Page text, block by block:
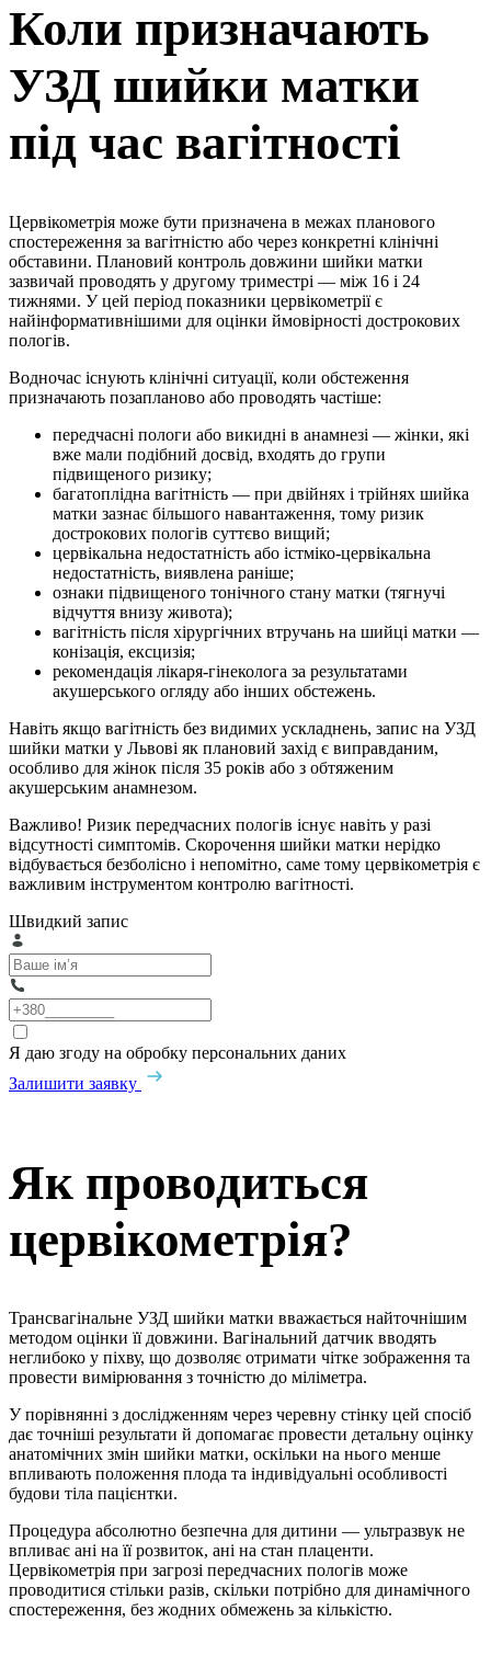
Коли призначають
УЗД шийки матки
під час вагітності
Цервікометрія може бути призначена в межах планового
спостереження за вагітністю або через конкретні клінічні
обставини. Плановий контроль довжини шийки матки
зазвичай проводять у другому триместрі — між 16 і 24
тижнями. У цей період показники цервікометрії є
найінформативнішими для оцінки ймовірності дострокових
пологів.
Водночас існують клінічні ситуації, коли обстеження
призначають позапланово або проводять частіше:
передчасні пологи або викидні в анамнезі — жінки, які
вже мали подібний досвід, входять до групи
підвищеного ризику;
багатоплідна вагітність — при двійнях і трійнях шийка
матки зазнає більшого навантаження, тому ризик
дострокових пологів суттєво вищий;
цервікальна недостатність або істміко-цервікальна
недостатність, виявлена раніше;
ознаки підвищеного тонічного стану матки (тягнучі
відчуття внизу живота);
вагітність після хірургічних втручань на шийці матки —
конізація, ексцизія;
рекомендація лікаря-гінеколога за результатами
акушерського огляду або інших обстежень.
Навіть якщо вагітність без видимих ускладнень, запис на УЗД
шийки матки у Львові як плановий захід є виправданим,
особливо для жінок після 35 років або з обтяженим
акушерським анамнезом.
Важливо! Ризик передчасних пологів існує навіть у разі
відсутності симптомів. Скорочення шийки матки нерідко
відбувається безболісно і непомітно, саме тому цервікометрія є
важливим інструментом контролю вагітності.
Швидкий запис
Я даю згоду на обробку персональних даних
Залишити заявку
Як проводиться
цервікометрія?
Трансвагінальне УЗД шийки матки вважається найточнішим
методом оцінки її довжини. Вагінальний датчик вводять
неглибоко у піхву, що дозволяє отримати чітке зображення та
провести вимірювання з точністю до міліметра.
У порівнянні з дослідженням через черевну стінку цей спосіб
дає точніші результати й допомагає провести детальну оцінку
анатомічних змін шийки матки, оскільки на нього менше
впливають положення плода та індивідуальні особливості
будови тіла пацієнтки.
Процедура абсолютно безпечна для дитини — ультразвук не
впливає ані на її розвиток, ані на стан плаценти.
Цервікометрія при загрозі передчасних пологів може
проводитися стільки разів, скільки потрібно для динамічного
спостереження, без жодних обмежень за кількістю.